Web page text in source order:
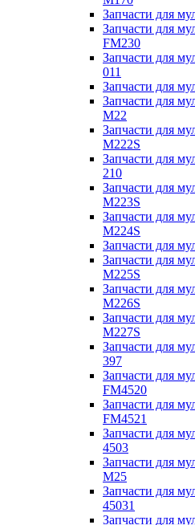
Запчасти для
Запчасти для
FM230
Запчасти для
011
Запчасти для
Запчасти для
M22
Запчасти для
M222S
Запчасти для
210
Запчасти для
M223S
Запчасти для
M224S
Запчасти для
Запчасти для
M225S
Запчасти для
M226S
Запчасти для
M227S
Запчасти для
397
Запчасти для
FM4520
Запчасти для
FM4521
Запчасти для
4503
Запчасти для
M25
Запчасти для
45031
Запчасти для